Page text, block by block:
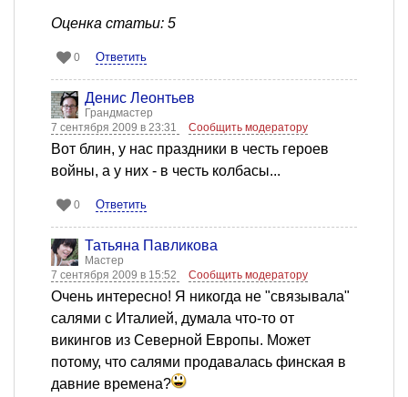
Оценка статьи: 5
0 Ответить
Денис Леонтьев
Грандмастер
7 сентября 2009 в 23:31
Сообщить модератору
Вот блин, у нас праздники в честь героев
войны, а у них - в честь колбасы...
0 Ответить
Татьяна Павликова
Мастер
7 сентября 2009 в 15:52
Сообщить модератору
Очень интересно! Я никогда не "связывала"
салями с Италией, думала что-то от
викингов из Северной Европы. Может
потому, что салями продавалась финская в
давние времена?